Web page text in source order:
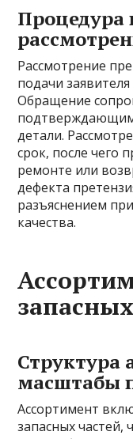
Процедура
Рассмотрение
подачи
Обращение
детали.
срок, после чего
ремонте или
дефекта
разъяснением
качества.
Структура
масштабы
Ассортимент
запасных частей,